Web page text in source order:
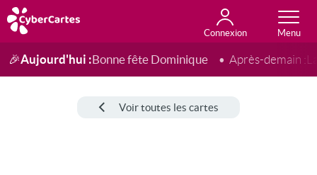
Connexion
Anniversaire
Fête du jour
Amour
Amitié
Merci
Toutes les cartes
🎉Aujourd'hui :Bonne fête Dominique Après-demain :
Voir toutes les cartes